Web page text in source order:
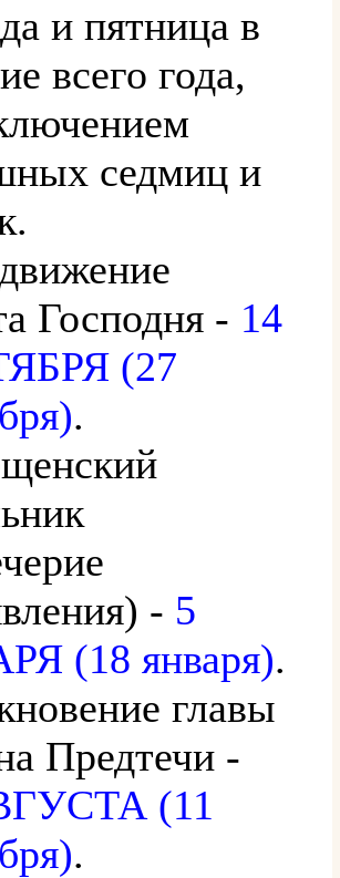
и пятница в
всего года,
седмиц и
Господня - 14
(27
.
- 5
(18 января).
главы
Предтечи -
(11
.